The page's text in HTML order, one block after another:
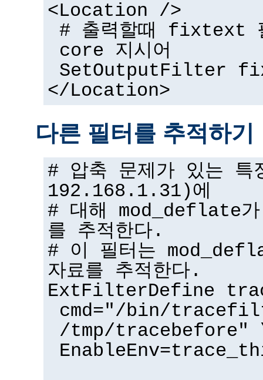
<Location />
# 출력할때 fixtext
core 지시어
SetOutputFilter
</Location>
다른 필터를 추적하기
# 압축 문제가 있는 특
192.168.1.31)에
# 대해 mod_deflate
를 추적한다.
# 이 필터는
자료를 추적한다.
ExtFilterDefine
cmd="/bin/
/tmp/tracebefore"